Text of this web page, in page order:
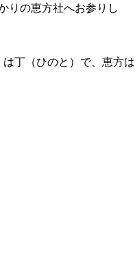
りの恵方社へお参りし
丁（ひのと）で、恵方